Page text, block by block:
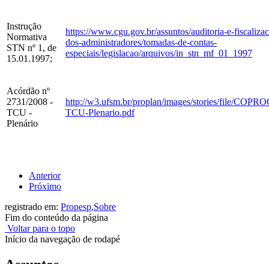
Instrução
Normativa
STN nº 1, de
15.01.1997;
https://www.cgu.gov.br/assuntos/auditoria-e-
dos-administradores/tomadas-de-contas-
especiais/legislacao/arquivos/in_stn_mf_01_1997
Acórdão nº
2731/2008 -
TCU -
Plenário
http://w3.ufsm.br/proplan/images/stories/file/
TCU-Plenario.pdf
Anterior
Próximo
registrado em: Propesp,Sobre
Fim do conteúdo da página
Voltar para o topo
Início da navegação de rodapé